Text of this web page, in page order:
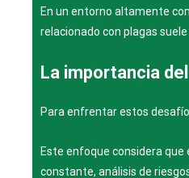
En un entorno altamente
relacionado con plagas
La importancia
Para enfrentar estos
Este enfoque considera
constante, análisis de